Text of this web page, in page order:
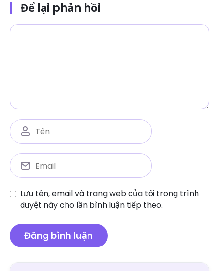
Để lại phản hồi
Lưu tên, email và trang web của tôi trong trình
duyệt này cho lần bình luận tiếp theo.